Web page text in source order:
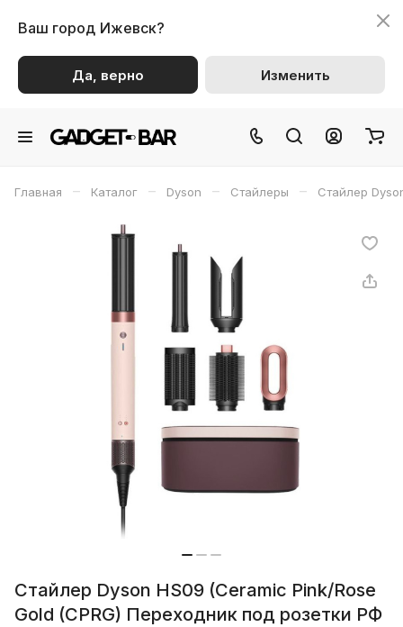
Ваш город Ижевск?
Да, верно Изменить
Главная – Каталог – Dyson – Стайлеры – Стайлер
Стайлер Dyson HS09 (Ceramic Pink/Rose
Gold (CPRG) Переходник под розетки РФ